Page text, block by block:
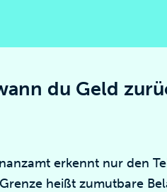
du Geld
erkennt nur den
heißt zumutbare